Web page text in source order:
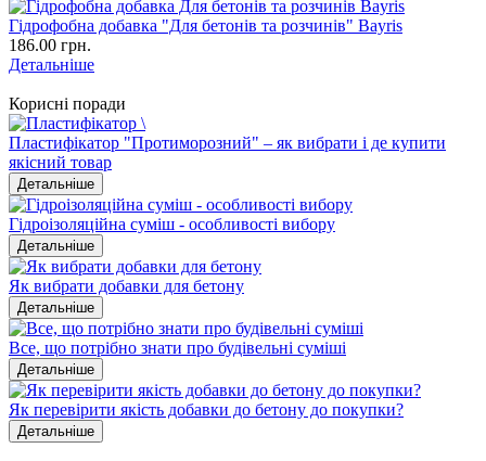
Гідрофобна добавка "Для бетонів та розчинів" Bayris
186.00 грн.
Детальніше
Корисні поради
Пластифікатор "Протиморозний" – як вибрати і де купити
якісний товар
Детальніше
Гідроізоляційна суміш - особливості вибору
Детальніше
Як вибрати добавки для бетону
Детальніше
Все, що потрібно знати про будівельні суміші
Детальніше
Як перевірити якість добавки до бетону до покупки?
Детальніше